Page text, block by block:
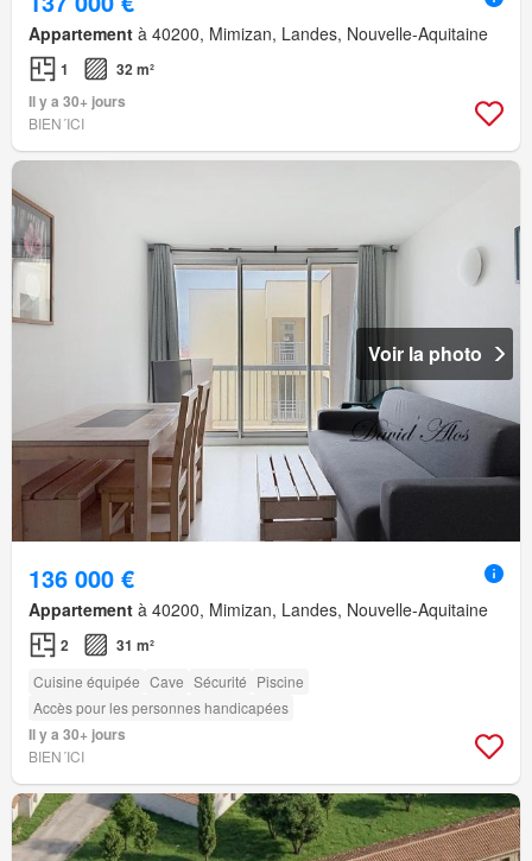
Appartement à 40200, Mimizan, Landes, Nouvelle-Aquitaine
1
32 m²
Il y a 30+ jours
BIEN´ICI
Voir la photo
136 000 €
Appartement à 40200, Mimizan, Landes, Nouvelle-Aquitaine
2 31 m²
Cuisine équipée Cave Sécurité Piscine
Accès pour les personnes handicapées
Il y a 30+ jours
BIEN´ICI